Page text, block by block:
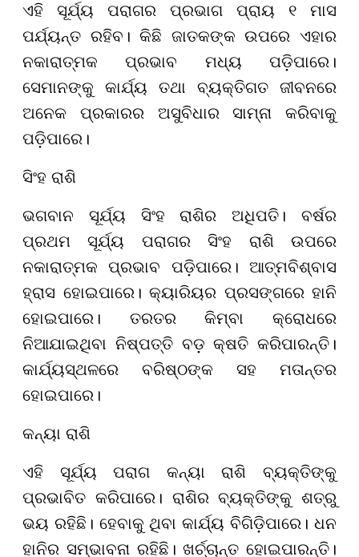
ଏହି ସୂର୍ଯ୍ୟ ପରାଗର ପ୍ରଭାଗ ପ୍ରାୟ ୧ ମାସ
ପର୍ଯ୍ୟନ୍ତ ରହିବ। କିଛି ଜାତକଙ୍କ ଉପରେ ଏହାର
ନକାରାତ୍ମକ ପ୍ରଭାବ ମଧ୍ୟ ପଡ଼ିପାରେ।
ସେମାନଙ୍କୁ କାର୍ଯ୍ୟ ତଥା ବ୍ୟକ୍ତିଗତ ଜୀବନରେ
ଅନେକ ପ୍ରକାରର ଅସୁବିଧାର ସାମ୍ନା କରିବାକୁ
ପଡ଼ିପାରେ।
ସିଂହ ରାଶି
ଭଗବାନ ସୂର୍ଯ୍ୟ ସିଂହ ରାଶିର ଅଧିପତି। ବର୍ଷର
ପ୍ରଥମ ସୂର୍ଯ୍ୟ ପରାଗର ସିଂହ ରାଶି ଉପରେ
ନକାରାତ୍ମକ ପ୍ରଭାବ ପଡ଼ିପାରେ। ଆତ୍ମବିଶ୍ବାସ
ହ୍ରାସ ହୋଇପାରେ। କ୍ୟାରିୟର ପ୍ରସଙ୍ଗରେ ହାନି
ହୋଇପାରେ। ତରତର କିମ୍ବା କ୍ରୋଧରେ
ନିଆଯାଇଥିବା ନିଷ୍ପତ୍ତି ବଡ଼ କ୍ଷତି କରିପାରନ୍ତି।
କାର୍ଯ୍ୟସ୍ଥଳରେ ବରିଷ୍ଠଙ୍କ ସହ ମତାନ୍ତର
ହୋଇପାରେ।
କନ୍ୟା ରାଶି
ଏହି ସୂର୍ଯ୍ୟ ପରାଗ କନ୍ୟା ରାଶି ବ୍ୟକ୍ତିଙ୍କୁ
ପ୍ରଭାବିତ କରିପାରେ। ରାଶିର ବ୍ୟକ୍ତିଙ୍କୁ ଶତ୍ରୁ
ଭୟ ରହିଛି। ହେବାକୁ ଥିବା କାର୍ଯ୍ୟ ବିଗିଡ଼ିପାରେ। ଧନ
ହାନିର ସମ୍ଭାବନା ରହିଛି। ଖର୍ଚ୍ଚାନ୍ତ ହୋଇପାରନ୍ତି।